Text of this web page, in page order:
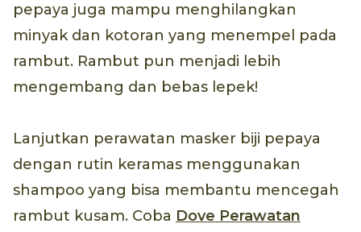
pepaya juga mampu menghilangkan
minyak dan kotoran yang menempel pada
rambut. Rambut pun menjadi lebih
mengembang dan bebas lepek!
Lanjutkan perawatan masker biji pepaya
dengan rutin keramas menggunakan
shampoo yang bisa membantu mencegah
rambut kusam. Coba Dove Perawatan